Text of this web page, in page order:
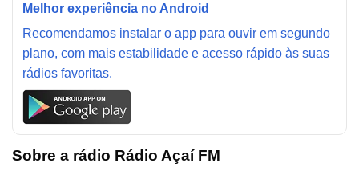
Melhor experiência no Android
Recomendamos instalar o app para ouvir em segundo
plano, com mais estabilidade e acesso rápido às suas
rádios favoritas.
Sobre a rádio Rádio Açaí FM